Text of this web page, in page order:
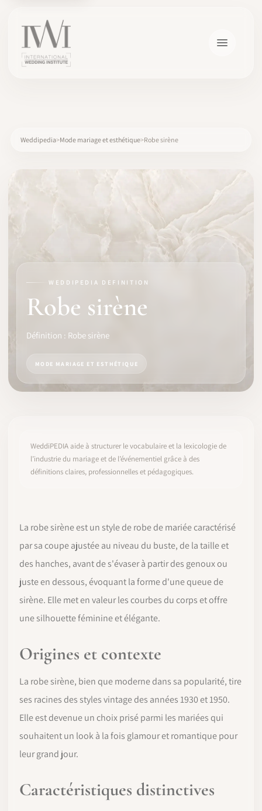
LOGICIEL
IDENTITÉ PRO
COMMENCER
Weddipedia Mode mariage et esthétique Robe sirène
WEDDIPEDIA DEFINITION
Robe sirène
Définition : Robe sirène
MODE MARIAGE ET ESTHÉTIQUE
WeddiPEDIA aide à structurer le vocabulaire et la lexicologie de
l’industrie du mariage et de l’événementiel grâce à des
définitions claires, professionnelles et pédagogiques.
La robe sirène est un style de robe de mariée caractérisé
par sa coupe ajustée au niveau du buste, de la taille et
des hanches, avant de s'évaser à partir des genoux ou
juste en dessous, évoquant la forme d'une queue de
sirène. Elle met en valeur les courbes du corps et offre
une silhouette féminine et élégante.
Origines et contexte
La robe sirène, bien que moderne dans sa popularité, tire
ses racines des styles vintage des années 1930 et 1950.
Elle est devenue un choix prisé parmi les mariées qui
souhaitent un look à la fois glamour et romantique pour
leur grand jour.
Caractéristiques distinctives